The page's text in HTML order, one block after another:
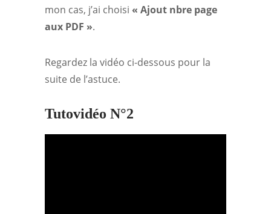
mon cas, j’ai choisi « Ajout nbre page
aux PDF ».
Regardez la vidéo ci-dessous pour la
suite de l’astuce.
Tutovidéo N°2